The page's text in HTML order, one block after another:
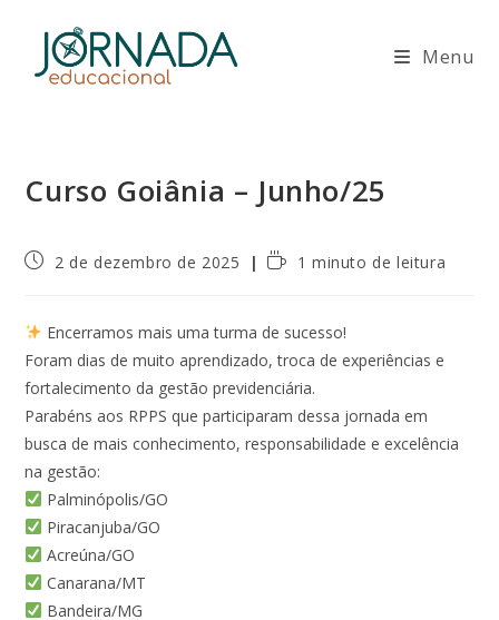
Menu
Curso Goiânia – Junho/25
Post2 de dezembro de 2025
Tempo1 minuto de leitura
Encerramos mais uma turma de sucesso!
Foram dias de muito aprendizado, troca de experiências e
fortalecimento da gestão previdenciária.
Parabéns aos RPPS que participaram dessa jornada em
busca de mais conhecimento, responsabilidade e excelência
na gestão:
Palminópolis/GO
Piracanjuba/GO
Acreúna/GO
Canarana/MT
Bandeira/MG